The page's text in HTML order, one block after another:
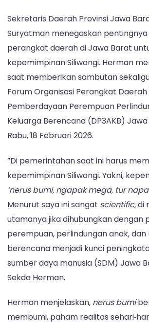
Sekretaris Daerah Provinsi Jawa
Suryatman menegaskan pentingnya
perangkat daerah di Jawa Barat
kepemimpinan Siliwangi. Herman
saat memberikan sambutan
Forum Organisasi Perangkat Daerah
Pemberdayaan Perempuan
Keluarga Berencana (DP3AKB)
Rabu, 18 Februari 2026.
”Di pemerintahan saat ini harus
kepemimpinan Siliwangi. Yakni,
‘nerus bumi, ngapak mega, tur
Menurut saya ini sangat scientific, di
utamanya jika dihubungkan dengan
perempuan, perlindungan anak, dan
berencana menjadi kunci
sumber daya manusia (SDM) Jawa
Sekda Herman.
Herman menjelaskan, nerus bumi
membumi, paham realitas